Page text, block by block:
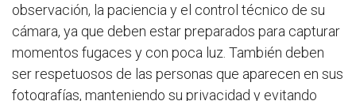
observación, la paciencia y el control técnico de su
cámara, ya que deben estar preparados para capturar
momentos fugaces y con poca luz. También deben
ser respetuosos de las personas que aparecen en sus
fotografías, manteniendo su privacidad y evitando